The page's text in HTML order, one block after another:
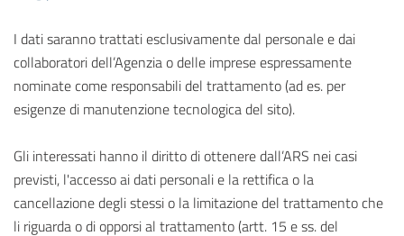
I dati saranno trattati esclusivamente dal personale e dai
collaboratori dell’Agenzia o delle imprese espressamente
nominate come responsabili del trattamento (ad es. per
esigenze di manutenzione tecnologica del sito).
Gli interessati hanno il diritto di ottenere dall’ARS nei casi
previsti, l'accesso ai dati personali e la rettifica o la
cancellazione degli stessi o la limitazione del trattamento che
li riguarda o di opporsi al trattamento (artt. 15 e ss. del